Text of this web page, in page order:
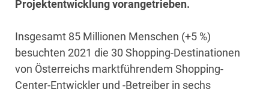
Projektentwicklung vorangetrieben.
Insgesamt 85 Millionen Menschen (+5 %)
besuchten 2021 die 30 Shopping-Destinationen
von Österreichs marktführendem Shopping-
Center-Entwickler und -Betreiber in sechs